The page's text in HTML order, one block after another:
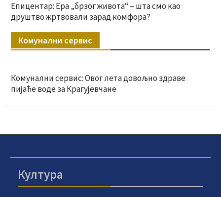
Епицентар: Ера „брзог живота“ – шта смо као
друштво жртвовали зарад комфора?
Комунални сервис
Комунални сервис: Овог лета довољно здраве
пијаће воде за Крагујевчане
Култура